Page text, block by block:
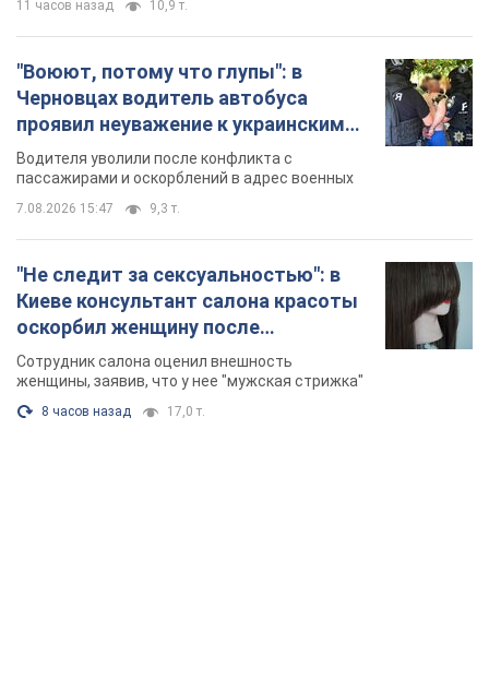
Фото
женщины, заявив, что у нее "мужская стрижка"
8 часов назад 17,0 т.
TOP NEWS